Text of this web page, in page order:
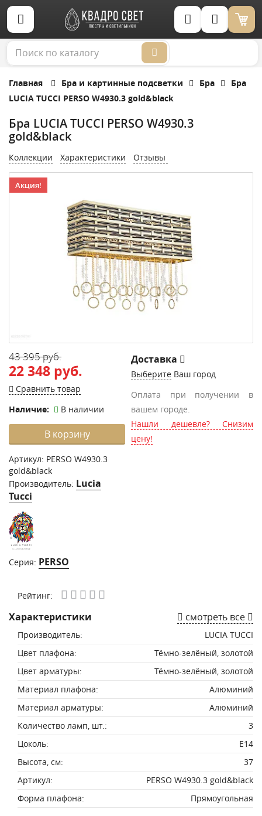
Корзина (0)
Главная Бра и картинные подсветки Бра
Бра
LUCIA TUCCI PERSO W4930.3 gold&black
Бра LUCIA TUCCI PERSO W4930.3
gold&black
Коллекции Характеристики Отзывы
Акция!
43 395 руб.
22 348 руб.
Сравнить товар
Наличие:
В наличии
В корзину
Артикул: PERSO W4930.3
gold&black
Производитель: Lucia
Tucci
Серия: PERSO
Доставка
Выберите Ваш город
Оплата при получении в
вашем городе.
Нашли дешевле? Снизим
цену!
Рейтинг:
Характеристики смотреть все
Производитель:
LUCIA TUCCI
Цвет плафона:
Тёмно-зелёный, золотой
Цвет арматуры:
Тёмно-зелёный, золотой
Материал плафона:
Алюминий
Материал арматуры:
Алюминий
Количество ламп, шт.:
3
Цоколь:
E14
Высота, см:
37
Артикул:
PERSO W4930.3 gold&black
Форма плафона:
Прямоугольная